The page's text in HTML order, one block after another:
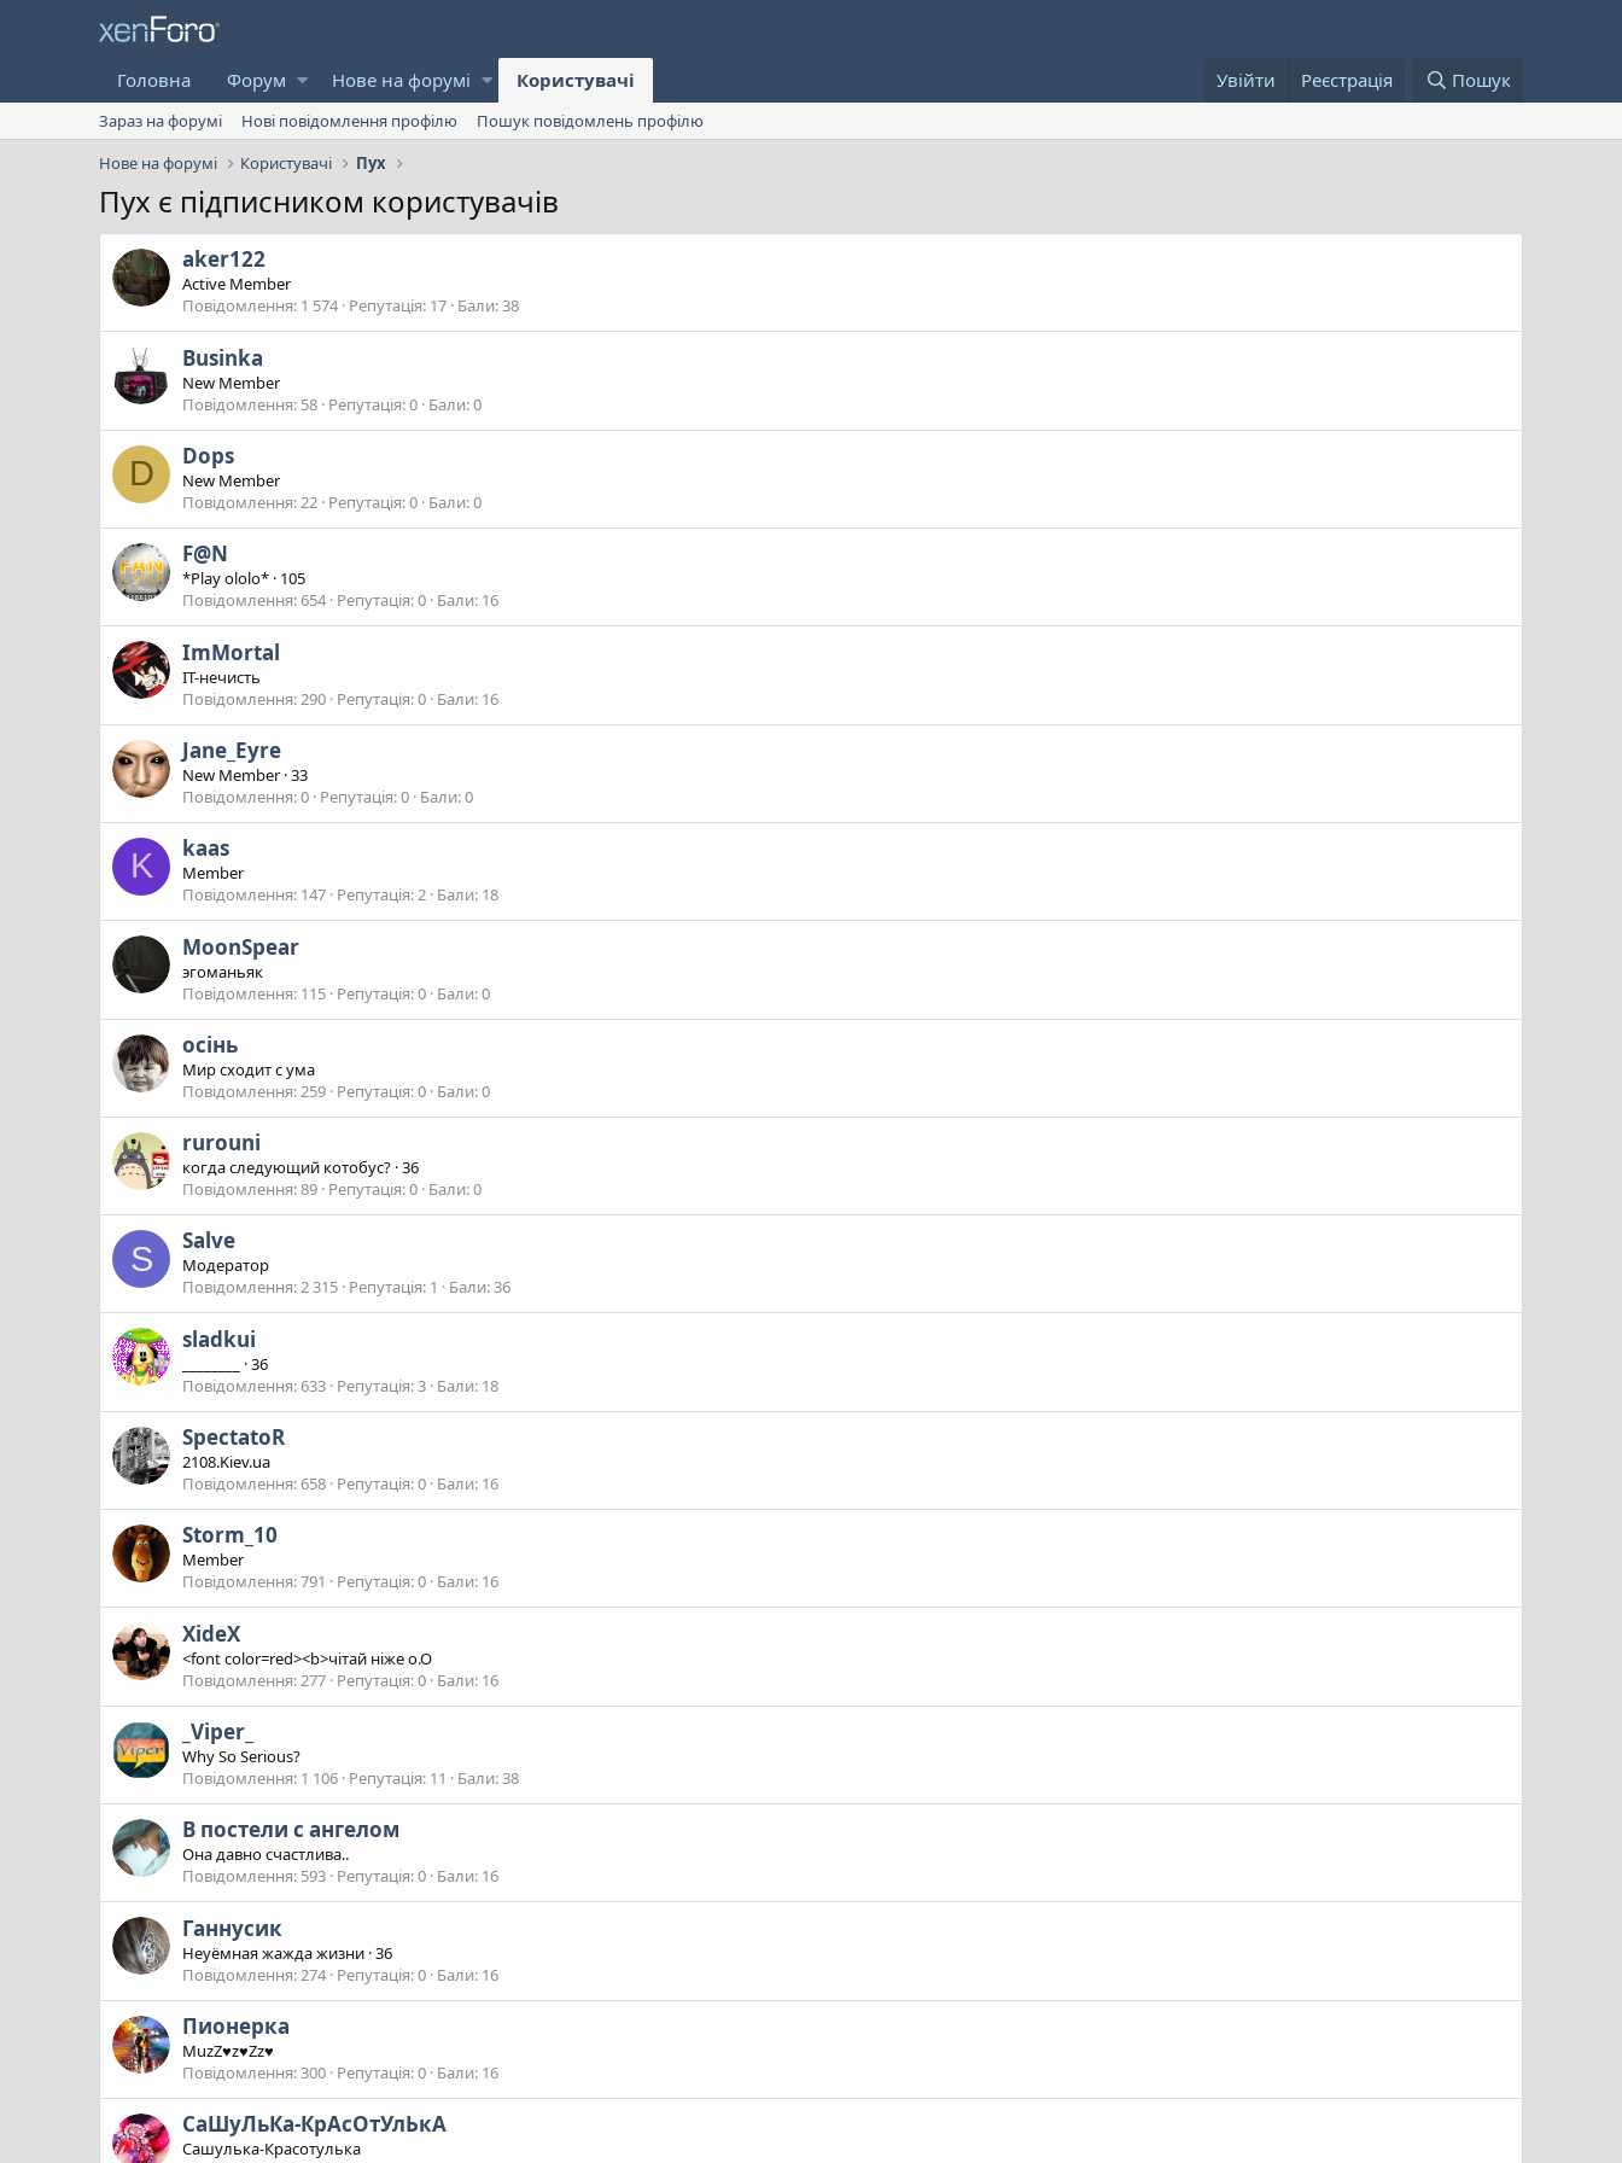
Головна Форум Нове на форумі Користувачі Увійти Реєстрація Пошук
Зараз на форумі Нові повідомлення профілю
Пошук повідомлень профілю
Нове на форумі
Користувачі Пух
Пух є підписником користувачів
aker122
Active Member
Повідомлення 1 574 Репутація 17 Бали 38
Businka
New Member
Повідомлення 58 Репутація 0 Бали 0
D Dops
New Member
Повідомлення 22 Репутація 0 Бали 0
F@N
*Play ololo* · 105
Повідомлення 654 Репутація 0 Бали 16
ImMortal
IT-нечисть
Повідомлення 290 Репутація 0 Бали 16
Jane_Eyre
New Member ·33
Повідомлення 0 Репутація 0 Бали 0
K kaas
Member
Повідомлення 147 Репутація 2 Бали 18
MoonSpear
эгоманьяк
Повідомлення 115 Репутація 0 Бали 0
oсінь
Мир сходит с ума
Повідомлення 259 Репутація 0 Бали 0
rurouni
когда следующий котобус? ·36
Повідомлення 89 Репутація 0 Бали 0
S Salve
Модератор
Повідомлення 2 315 Репутація 1 Бали 36
sladkui
·36
Повідомлення 633 Репутація 3 Бали 18
SpectatoR
2108.Kiev.ua
Повідомлення 658 Репутація 0 Бали 16
Storm_10
Member
Повідомлення 791 Репутація 0 Бали 16
XideX
<font color=red><b>чітай ніже о.О
Повідомлення 277 Репутація 0 Бали 16
_Viper_
Why So Serious?
Повідомлення 1 106 Репутація 11 Бали 38
В постели с ангелом
Она давно счастлива..
Повідомлення 593 Репутація 0 Бали 16
Ганнусик
Неуёмная жажда жизни ·36
Повідомлення 274 Репутація 0 Бали 16
Пионерка
MuzZ♥z♥Zz♥
Повідомлення 300 Репутація 0 Бали 16
СаШуЛьКа-КрАсОтУлЬкА
Сашулька-Красотулька